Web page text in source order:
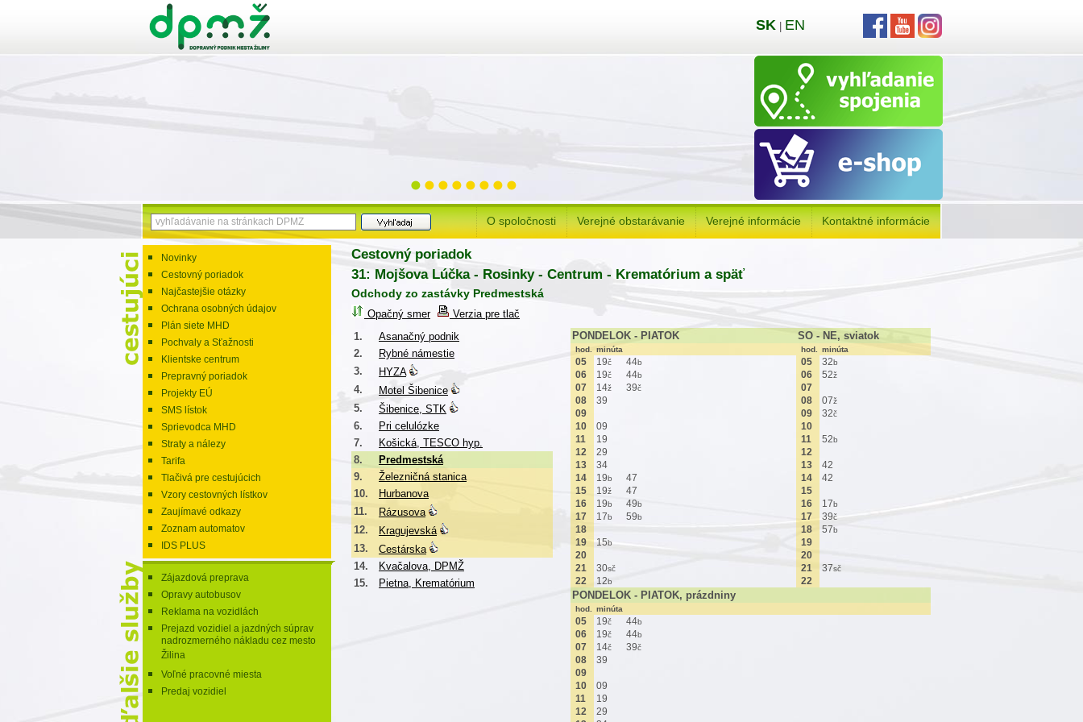
O spoločnosti Verejné obstarávanie Verejné informácie Kontaktné informácie
Novinky
Cestovný poriadok
Najčastejšie otázky
Ochrana osobných údajov
Plán siete MHD
Pochvaly a Sťažnosti
Klientske centrum
Prepravný poriadok
Projekty EÚ
SMS lístok
Sprievodca MHD
Straty a nálezy
Tarifa
Tlačivá pre cestujúcich
Vzory cestovných lístkov
Zaujímavé odkazy
Zoznam automatov
IDS PLUS
Zájazdová preprava
Opravy autobusov
Reklama na vozidlách
Prejazd vozidiel a jazdných súprav
nadrozmerného nákladu cez mesto
Žilina
Voľné pracovné miesta
Predaj vozidiel
Cestovný poriadok
31: Mojšova Lúčka - Rosinky - Centrum - Krematórium a späť
Odchody zo zastávky Predmestská
Opačný smer
Verzia pre tlač
1.
Asanačný podnik
2.
Rybné námestie
3.
HYZA
4.
Motel Šibenice
5.
Šibenice, STK
6.
Pri celulózke
7.
Košická, TESCO hyp.
8.
Predmestská
9.
Železničná stanica
10.
Hurbanova
11.
Rázusova
12.
Kragujevská
13.
Cestárska
14.
Kvačalova, DPMŽ
15.
Pietna, Krematórium
PONDELOK - PIATOK
hod. minúta
05 19č 44b
06 19č 44b
07 14ž 39č
08
39
09
10
09
11
19
12
29
13
34
14
19b
47
15
19ž
47
16
19b 49b
17 17b 59b
18
19
15b
20
21
30sč
22 12b
SO - NE, sviatok
hod. minúta
05 32b
06 52ž
07
08
07ž
09 32č
10
11
52b
12
13
42
14
42
15
16
17b
17 39č
18 57b
19
20
21
37sč
22
PONDELOK - PIATOK, prázdniny
hod. minúta
05 19č 44b
06 19č 44b
07 14č 39č
08
39
09
10
09
11
19
12
29
SK EN